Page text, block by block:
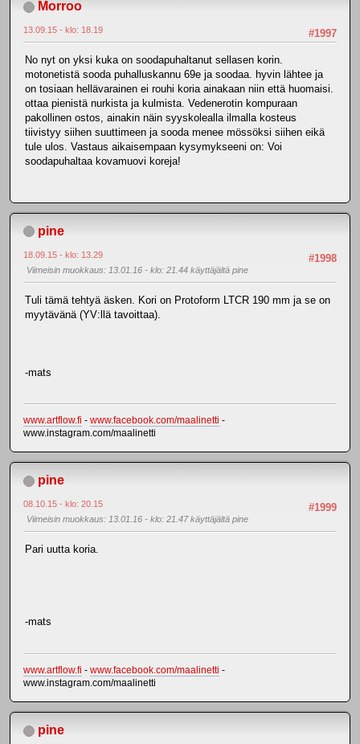
Morroo
#1997
13.09.15 - klo: 18.19
No nyt on yksi kuka on soodapuhaltanut sellasen korin.
motonetistä sooda puhalluskannu 69e ja soodaa. hyvin lähtee ja
on tosiaan hellävarainen ei rouhi koria ainakaan niin että huomaisi.
ottaa pienistä nurkista ja kulmista. Vedenerotin kompuraan
pakollinen ostos, ainakin näin syyskolealla ilmalla kosteus
tiivistyy siihen suuttimeen ja sooda menee mössöksi siihen eikä
tule ulos. Vastaus aikaisempaan kysymykseeni on: Voi
soodapuhaltaa kovamuovi koreja!
pine
#1998
18.09.15 - klo: 13.29
Viimeisin muokkaus: 13.01.16 - klo: 21.44 käyttäjältä pine
Tuli tämä tehtyä äsken. Kori on Protoform LTCR 190 mm ja se on
myytävänä (YV:llä tavoittaa).
-mats
www.artflow.fi - www.facebook.com/maalinetti -
www.instagram.com/maalinetti
pine
#1999
08.10.15 - klo: 20.15
Viimeisin muokkaus: 13.01.16 - klo: 21.47 käyttäjältä pine
Pari uutta koria.
-mats
www.artflow.fi - www.facebook.com/maalinetti -
www.instagram.com/maalinetti
pine